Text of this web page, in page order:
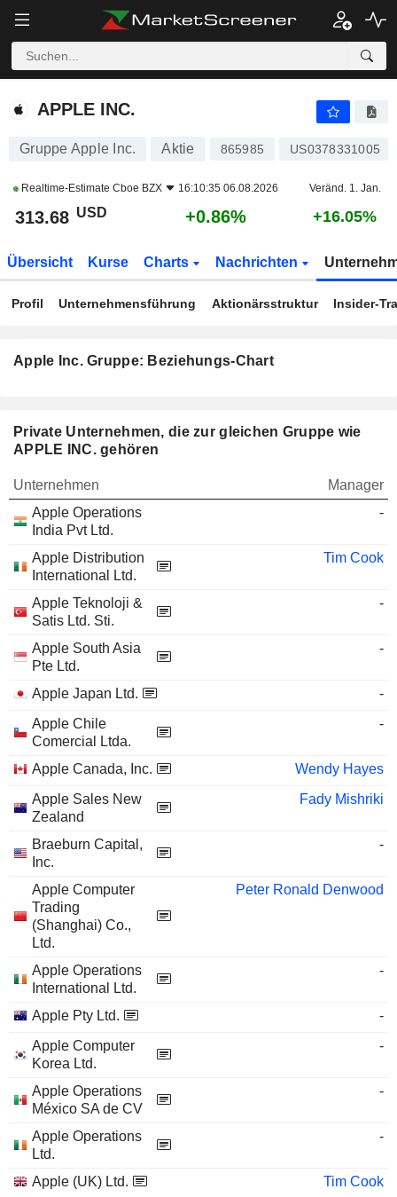
APPLE INC.
APPLE INC.
Gruppe Apple Inc. Aktie 865985 US0378331005
Realtime-Estimate Cboe BZX 16:10:35 06.08.2026 Veränd. 1. Jan.
313.68 USD +0.86% +16.05%
Übersicht Kurse Charts Nachrichten
Profil Unternehmensführung Aktionärsstruktur Insider-
Apple Inc. Gruppe: Beziehungs-Chart
Private Unternehmen, die zur gleichen Gruppe wie
APPLE INC. gehören
Unternehmen
Manager
Apple Operations
India Pvt Ltd.
-
Apple Distribution
International Ltd.
Tim Cook
Apple Teknoloji &
Satis Ltd. Sti.
-
Apple South Asia
Pte Ltd.
-
Apple Japan Ltd.
-
Apple Chile
Comercial Ltda.
-
Apple Canada, Inc.
Wendy Hayes
Apple Sales New
Zealand
Fady Mishriki
Braeburn Capital,
Inc.
-
Apple Computer
Trading
(Shanghai) Co.,
Ltd.
Peter Ronald Denwood
Apple Operations
International Ltd.
-
Apple Pty Ltd.
-
Apple Computer
Korea Ltd.
-
Apple Operations
México SA de CV
-
Apple Operations
Ltd.
-
Apple (UK) Ltd.
Tim Cook